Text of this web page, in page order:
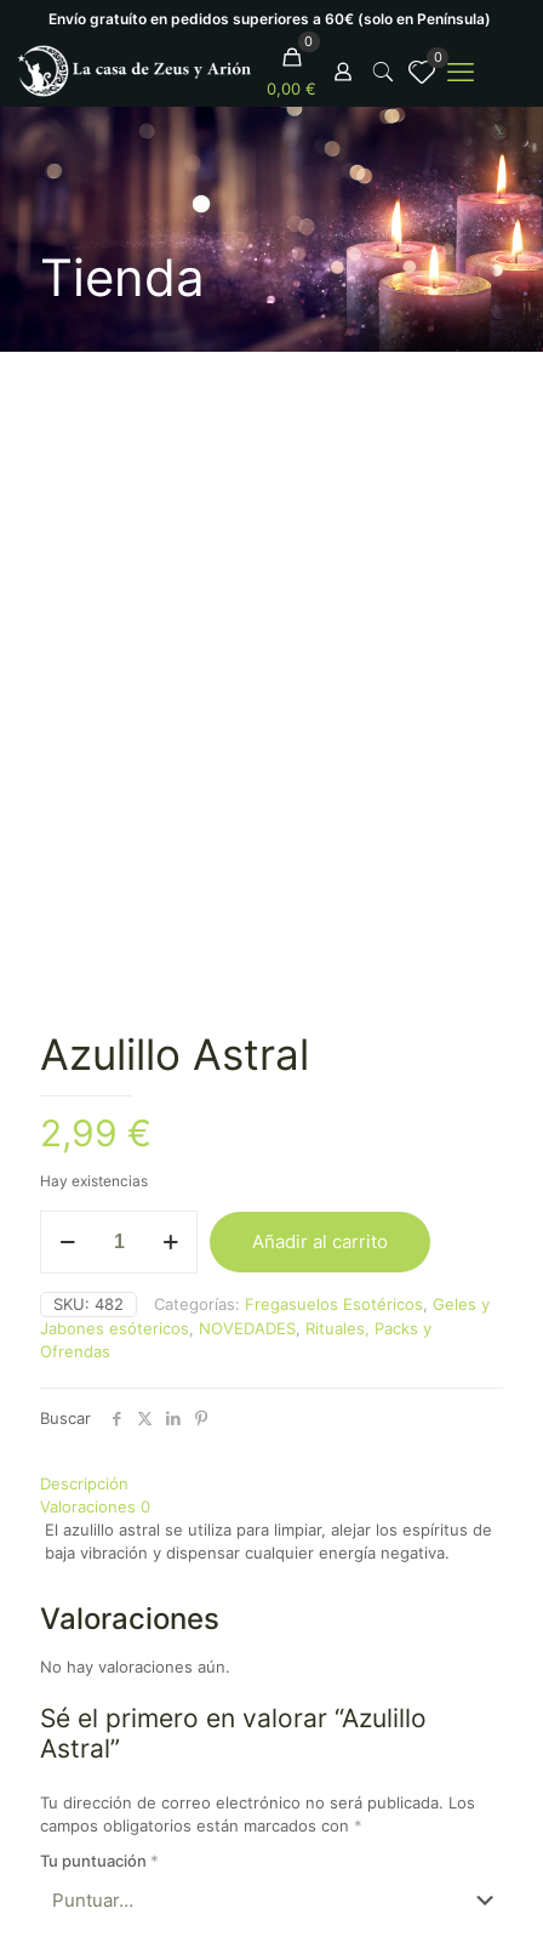
Envío gratuíto en pedidos superiores a 60€ (solo en Península)
0
0,00 €
0
Tienda
Azulillo Astral
2,99 €
Hay existencias
Astral
Añadir al carrito
SKU: 482 Categorías: Fregasuelos Esotéricos, Geles y
Jabones esótericos, NOVEDADES, Rituales, Packs y
Ofrendas
Buscar
Descripción
Valoraciones 0
El azulillo astral se utiliza para limpiar, alejar los espíritus de
baja vibración y dispensar cualquier energía negativa.
Valoraciones
No hay valoraciones aún.
Sé el primero en valorar “Azulillo
Astral”
Tu dirección de correo electrónico no será publicada. Los
campos obligatorios están marcados con *
Tu puntuación *